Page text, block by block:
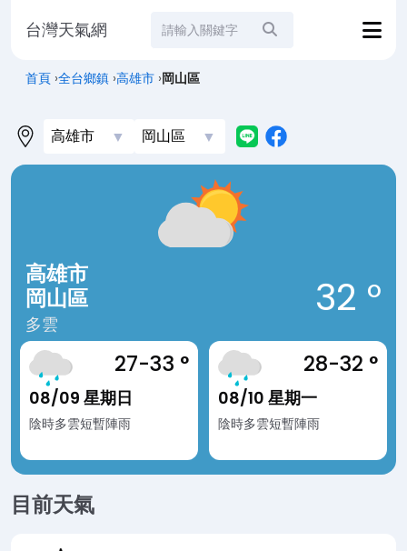
台灣天氣網 站內搜尋
首頁 ›全台鄉鎮 ›高雄市 ›岡山區
高雄市
岡山區
多雲
32 °
27-33 °
08/09 星期日
陰時多雲短暫陣雨
28-32 °
08/10 星期一
陰時多雲短暫陣雨
目前天氣